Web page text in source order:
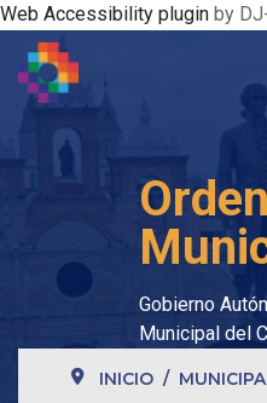
Web Accessibility plugin by
Gobierno
Municipal del
INICIO